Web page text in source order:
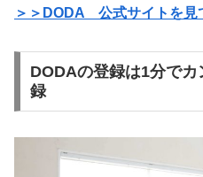
＞＞DODA 公式サイトを見
DODAの登録は1分で
録